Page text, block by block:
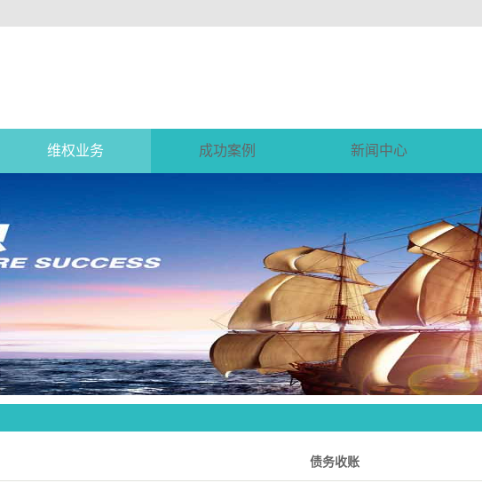
维权业务
调查取证
商账催收
快速追债
成功案例 新闻中心
行业新闻
技术知识
债务收账